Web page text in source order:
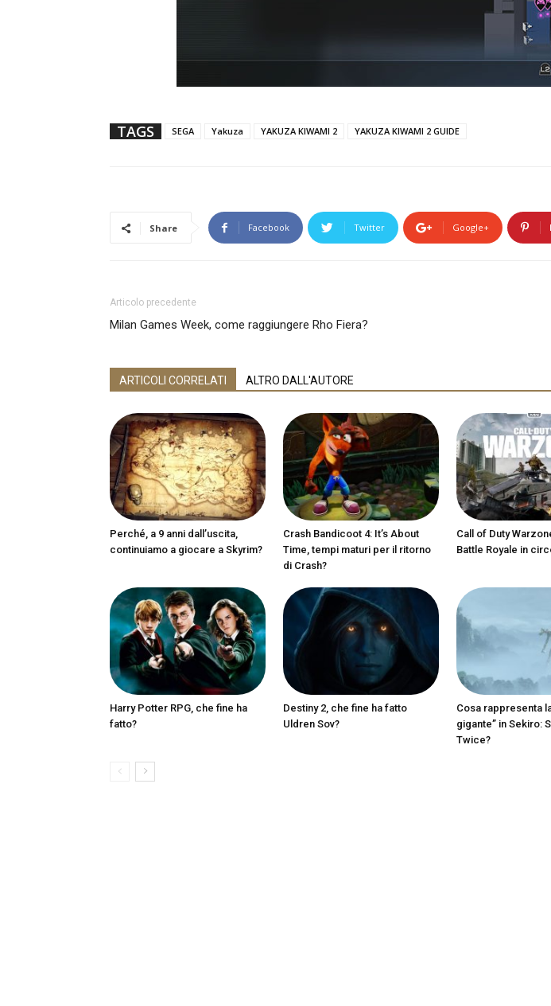
TAGS SEGA Yakuza YAKUZA KIWAMI 2 YAKUZA KIWAMI 2 GUIDE
Share Facebook Twitter Google+
Articolo precedente
Milan Games Week, come raggiungere Rho Fiera?
ARTICOLI CORRELATI ALTRO DALL'AUTORE
Perché, a 9 anni dall’uscita,
continuiamo a giocare a Skyrim?
Crash Bandicoot 4: It’s About
Time, tempi maturi per il ritorno
di Crash?
Call of Duty
Battle Royale in
Harry Potter RPG, che fine ha
fatto?
Destiny 2, che fine ha fatto
Uldren Sov?
Cosa rappresenta
gigante” in Sekiro:
Twice?